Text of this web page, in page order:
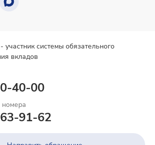
участник системы обязательного
вкладов
40-00
91-62